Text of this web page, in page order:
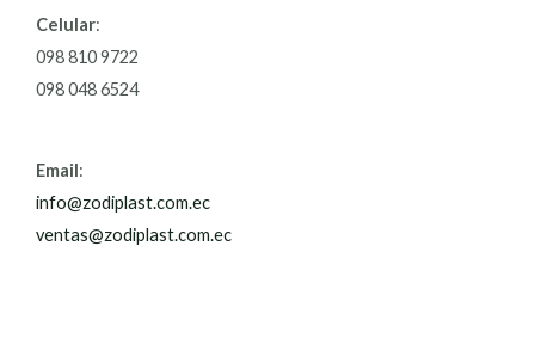
Celular:
098 810 9722
098 048 6524
Email:
info@zodiplast.com.ec
ventas@zodiplast.com.ec